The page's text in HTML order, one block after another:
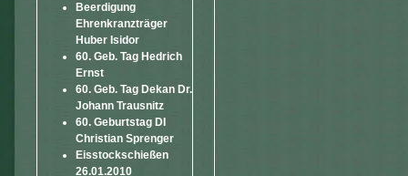
Beerdigung
Ehrenkranzträger
Huber Isidor
60. Geb. Tag Hedrich
Ernst
60. Geb. Tag Dekan Dr.
Johann Trausnitz
60. Geburtstag DI
Christian Sprenger
Eisstockschießen
26.01.2010